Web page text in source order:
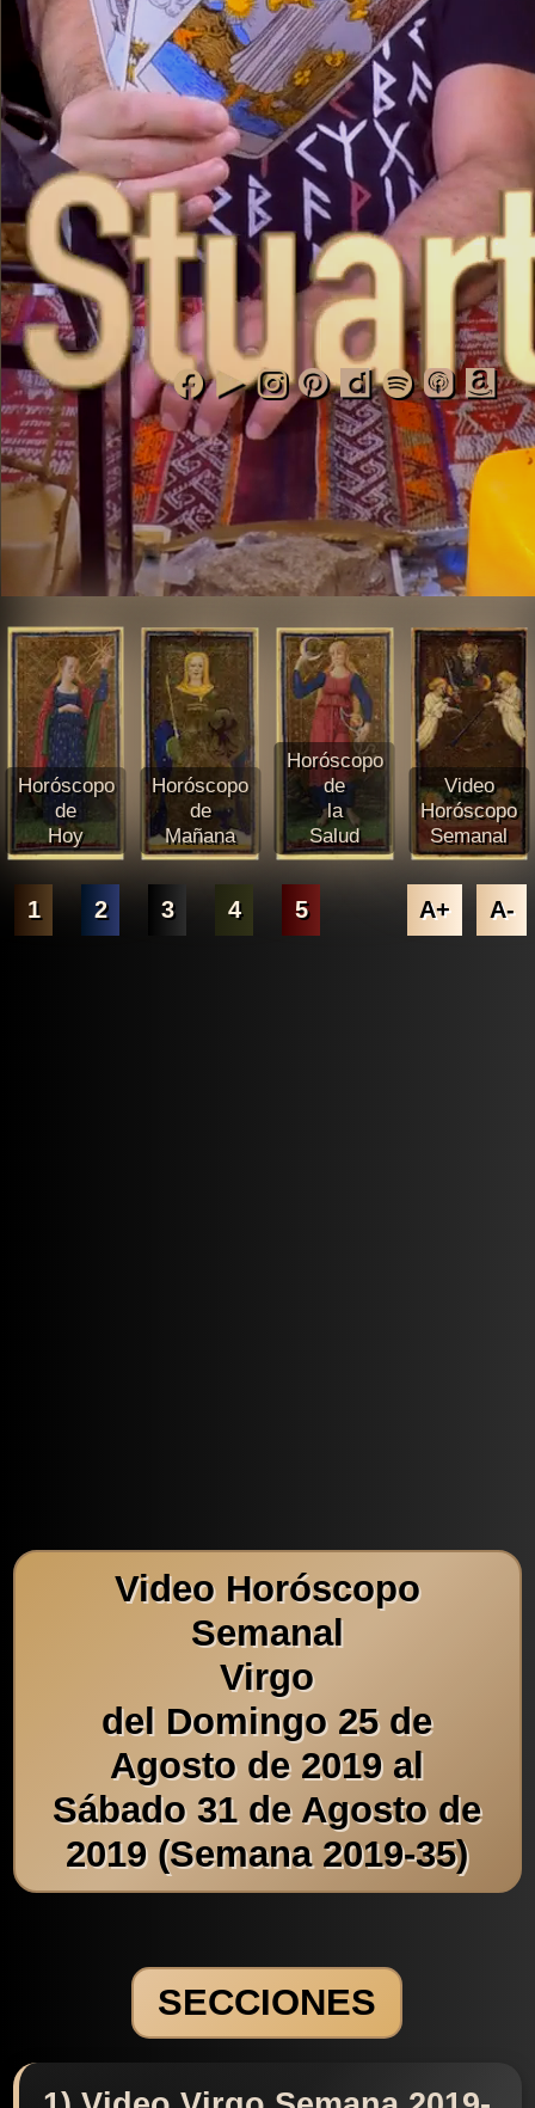
Horóscopo
de
Hoy
Horóscopo
de
Mañana
Horóscopo
de
la
Salud
Video
Horóscopo
Semanal
1 2 3 4 5 A+ A-
Video Horóscopo
Semanal
Virgo
del Domingo 25 de
Agosto de 2019 al
Sábado 31 de Agosto de
2019 (Semana 2019-35)
SECCIONES